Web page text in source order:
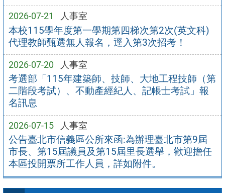
2026-07-21 人事室
本校115學年度第一學期第四梯次第2次(英文科)
代理教師甄選無人報名，逕入第3次招考！
2026-07-20 人事室
考選部「115年建築師、技師、大地工程技師（第
二階段考試）、不動產經紀人、記帳士考試」報
名訊息
2026-07-15 人事室
公告臺北市信義區公所來函:為辦理臺北市第9屆
市長、第15屆議員及第15屆里長選舉，歡迎擔任
本區投開票所工作人員，詳如附件。